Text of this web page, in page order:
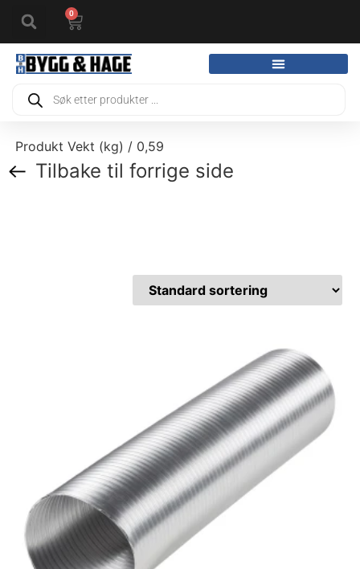
0
Produkt Vekt (kg) / 0,59
Tilbake til forrige side